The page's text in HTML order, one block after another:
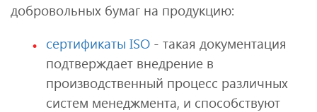
добровольных бумаг на продукцию:
сертификаты ISO - такая документация
подтверждает внедрение в
производственный процесс различных
систем менеджмента, и способствуют